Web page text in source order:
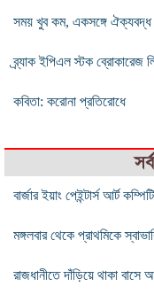
সময় খুব কম, একসঙ্গে
ব্র্যাক ইপিএল স্টক ব্রোকারেজ
কবিতা: করোনা প্রতিরোধে
বার্জার ইয়াং পেইন্টার্স আর্ট
মঙ্গলবার থেকে প্রাথমিকে
রাজধানীতে দাঁড়িয়ে থাকা বাসে